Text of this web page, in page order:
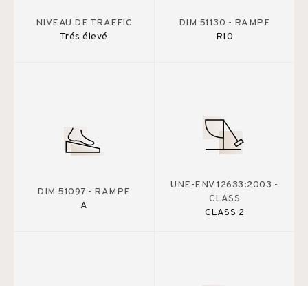
NIVEAU DE TRAFFIC
Trés élevé
DIM 51130 - RAMPE
R10
DIM 51097 - RAMPE
A
UNE-ENV 12633:2003 -
CLASS
CLASS 2